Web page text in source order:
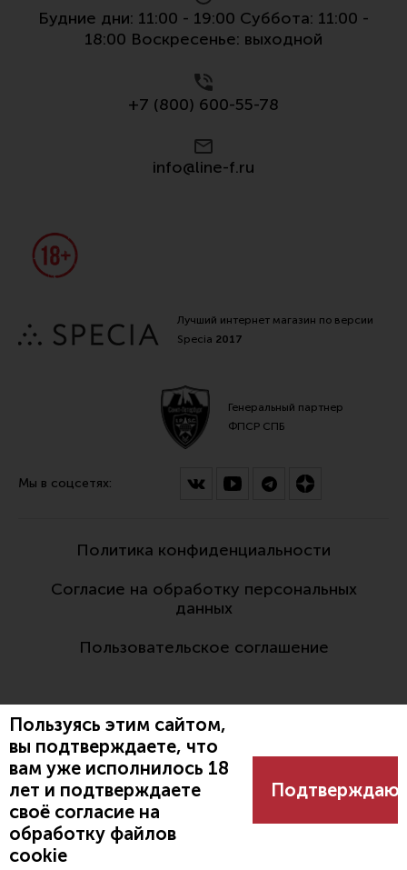
Пользуясь этим сайтом,
вы подтверждаете, что
вам уже исполнилось 18
лет и подтверждаете
своё согласие на
обработку файлов
cookie
Подтверждаю
Будние дни: 11:00 - 19:00 Суббота: 11:00 -
18:00 Воскресенье: выходной
+7 (800) 600-55-78
info@line-f.ru
Лучший интернет магазин по версии
Specia 2017
Генеральный партнер
ФПСР СПБ
Мы в соцсетях:
Политика конфиденциальности
Согласие на обработку персональных
данных
Пользовательское соглашение
Разработано: